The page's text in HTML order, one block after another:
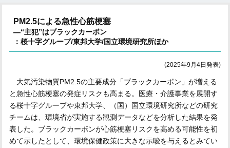
PM2.5による急性心筋梗塞
―“主犯”はブラックカーボン
：桜十字グループ/東邦大学/国立環境研究所ほか
(2025年9月4日発表)
大気汚染物質PM2.5の主要成分「ブラックカーボン」が増える
と急性心筋梗塞の発症リスクも高まる。医療・介護事業を展開す
る桜十字グループや東邦大学、（国）国立環境研究所などの研究
チームは、環境省が実施する観測データなどを分析した結果を発
表した。ブラックカーボンが心筋梗塞リスクを高める可能性を初
めて示したとして、環境保健政策に大きな示唆を与えるとみてい